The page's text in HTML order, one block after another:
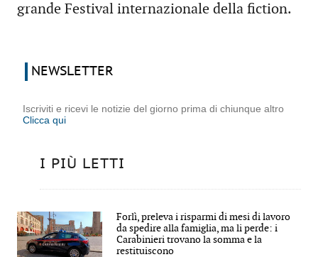
grande Festival internazionale della fiction.
NEWSLETTER
Iscriviti e ricevi le notizie del giorno prima di chiunque altro
Clicca qui
I PIÙ LETTI
Forlì, preleva i risparmi di mesi di lavoro
da spedire alla famiglia, ma li perde: i
Carabinieri trovano la somma e la
restituiscono